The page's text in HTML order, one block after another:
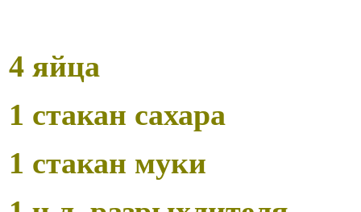
4 яйца
1 стакан сахара
1 стакан муки